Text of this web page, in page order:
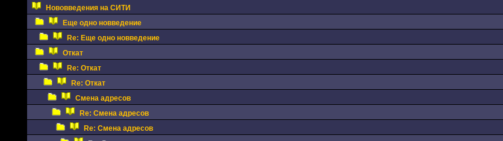
Нововведения на СИТИ
Еще одно новведение
Re: Еще одно новведение
Откат
Re: Откат
Re: Откат
Смена адресов
Re: Смена адресов
Re: Смена адресов